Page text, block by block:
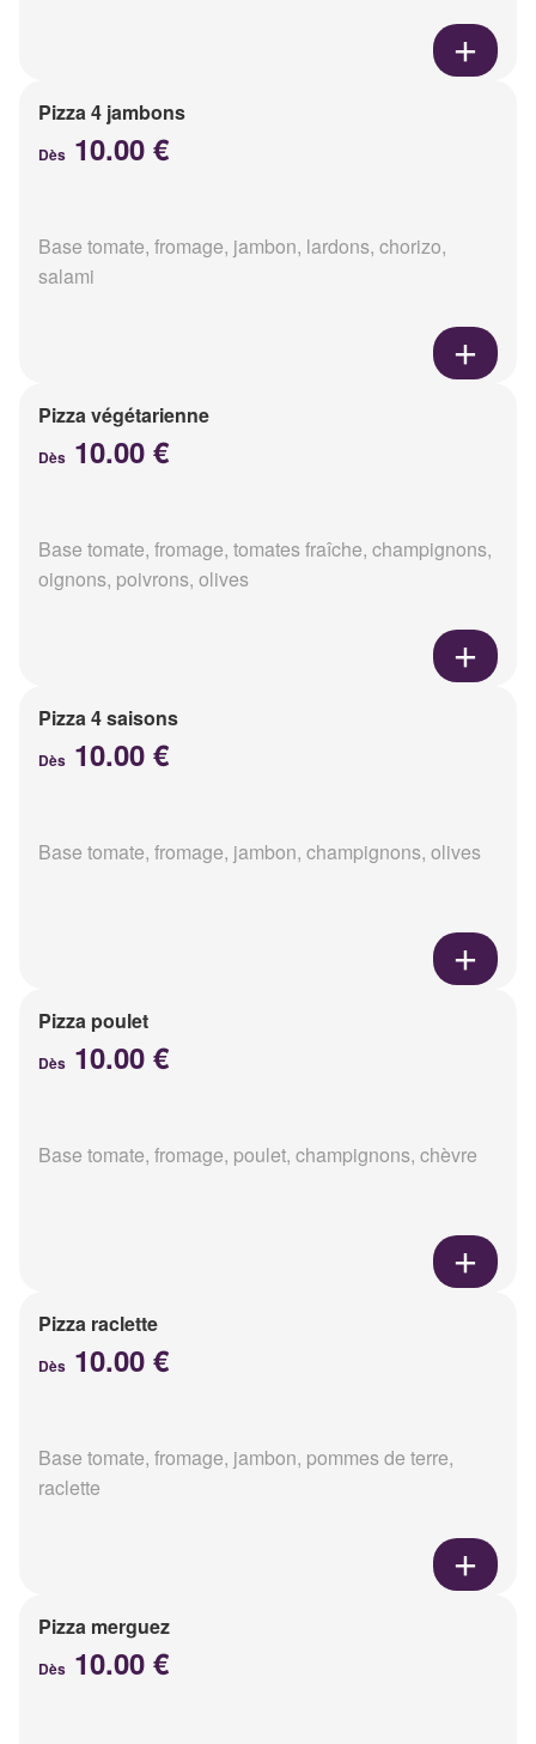
Pizza 4 jambons
Dès 10.00 €
Base tomate, fromage, jambon, lardons, chorizo,
salami
Pizza végétarienne
Dès 10.00 €
Base tomate, fromage, tomates fraîche, champignons,
oignons, poivrons, olives
Pizza 4 saisons
Dès 10.00 €
Base tomate, fromage, jambon, champignons, olives
Pizza poulet
Dès 10.00 €
Base tomate, fromage, poulet, champignons, chèvre
Pizza raclette
Dès 10.00 €
Base tomate, fromage, jambon, pommes de terre,
raclette
Pizza merguez
Dès 10.00 €